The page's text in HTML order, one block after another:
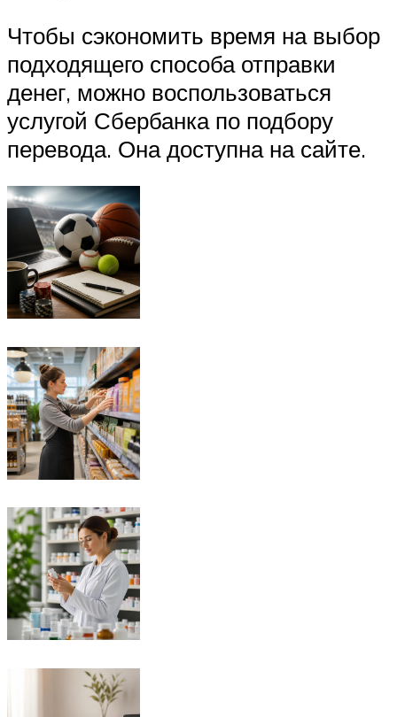
Чтобы сэкономить время на выбор
подходящего способа отправки
денег, можно воспользоваться
услугой Сбербанка по подбору
перевода. Она доступна на сайте.